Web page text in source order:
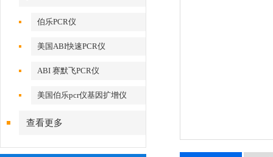
伯乐PCR仪
美国ABI快速PCR仪
ABI 赛默飞PCR仪
美国伯乐pcr仪基因扩增仪
查看更多